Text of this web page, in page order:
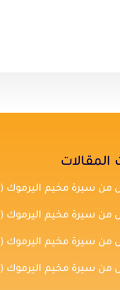
المقالات
سيرة مخيم اليرموك (11)
سيرة مخيم اليرموك (12)
سيرة مخيم اليرموك (13)
سيرة مخيم اليرموك (14)